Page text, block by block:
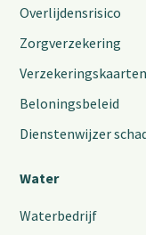
Overlijdensrisico
Zorgverzekering
Verzekeringskaarten
Beloningsbeleid
Dienstenwijzer
Water
Waterbedrijf